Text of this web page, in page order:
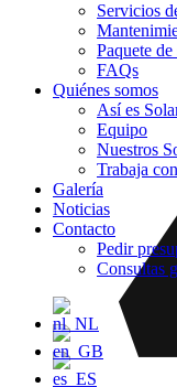
Servicios
Paquete
FAQs
Quiénes somos
Así es
Equipo
Nuestros
Trabaja
Galería
Noticias
Contacto
Pedir
Consultas